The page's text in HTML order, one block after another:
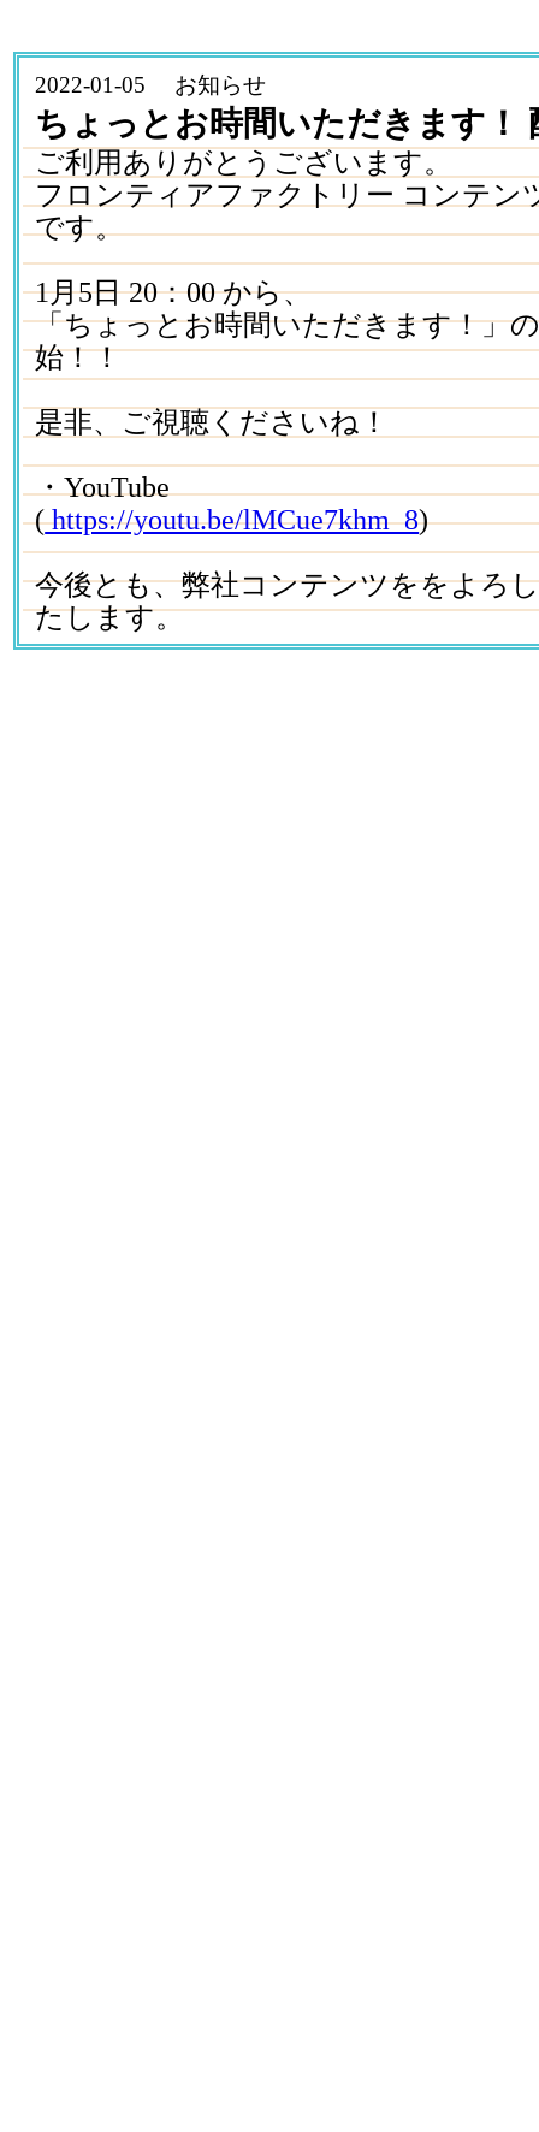
2022-01-05 お知らせ
ちょっとお時間いただきます！
ご利用ありがとうございます。
フロンティアファクトリー コンテン
です。
1月5日 20：00 から、
「ちょっとお時間いただきます！」
始！！
是非、ご視聴くださいね！
・YouTube
(https://youtu.be/lMCue7khm_8)
今後とも、弊社コンテンツををよろ
たします。